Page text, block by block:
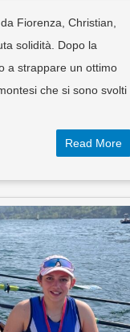
Fiorenza, Christian,
solidità. Dopo la
a strappare un ottimo
che si sono svolti
Read More